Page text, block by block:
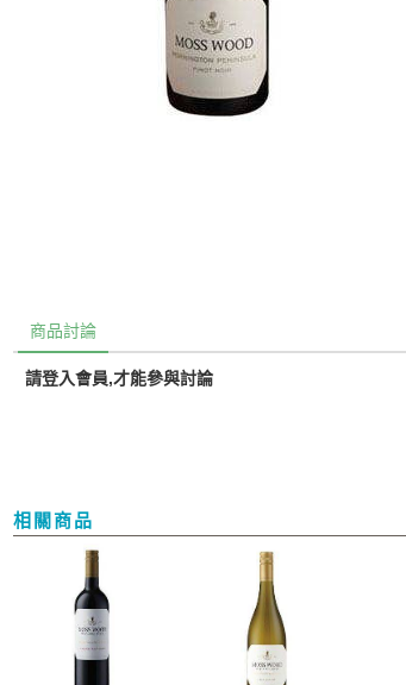
商品討論
請登入會員,才能參與討論
相關商品